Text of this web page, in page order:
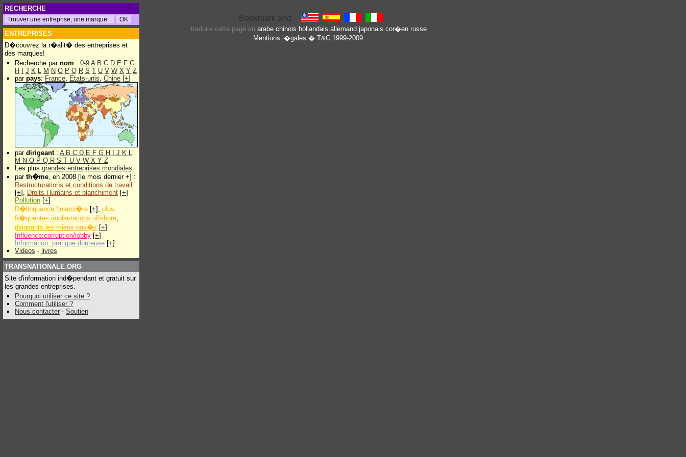
RECHERCHE
ENTREPRISES
D�couvrez la r�alit� des entreprises et
des marques!
Recherche par nom : 0-9 A B C D E F G
H
J K L M N O P Q R S T U V W X Y Z
par pays: France, Etats-unis, Chine [+]
par dirigeant: A B C D E F G H J K L
M N O P Q R S T U V W X Y Z
Les plus grandes entreprises mondiales
par th�me, en 2008 [le mois dernier +] :
Restructurations et conditions de travail
[+], Droits Humains et blanchiment [+]
Pollution [+]
D�linquance financi�re [+], plus
fr�quentes implantations offshore,
dirigeants les mieux pay�s [+]
Influence:corruption/lobby [+]
Information: pratique douteuse [+]
Videos - livres
TRANSNATIONALE.ORG
Site d'information ind�pendant et gratuit sur
les grandes entreprises.
Pourquoi utiliser ce site ?
Comment l'utiliser ?
Nous contacter - Soutien
traduire cette page en arabe chinois hollandais allemand japonais cor�en russe
Mentions l�gales � T&C 1999-2009